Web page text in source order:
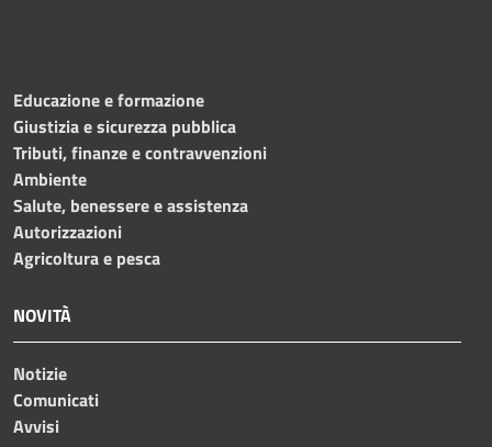
Educazione e formazione
Giustizia e sicurezza pubblica
Tributi, finanze e contravvenzioni
Ambiente
Salute, benessere e assistenza
Autorizzazioni
Agricoltura e pesca
NOVITÀ
Notizie
Comunicati
Avvisi